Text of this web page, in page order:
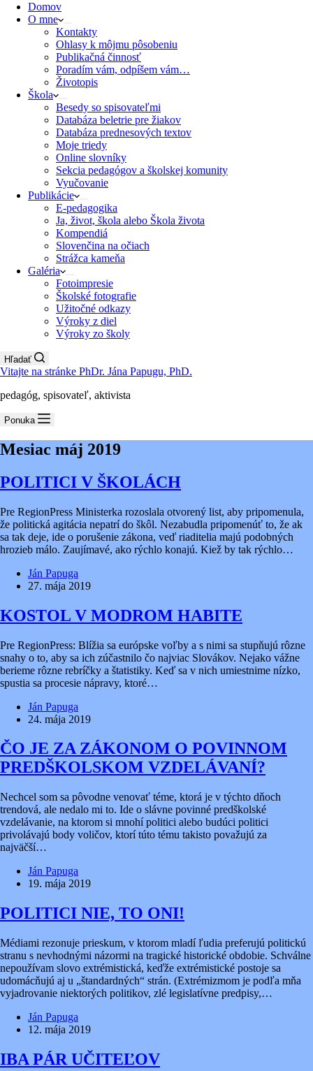
Domov
O mne
Kontakty
Ohlasy k môjmu pôsobeniu
Publikačná činnosť
Poradím vám, odpíšem vám…
Životopis
Škola
Besedy so spisovateľmi
Databáza beletrie pre žiakov
Databáza prednesových textov
Moje triedy
Online slovníky
Sekcia pedagógov a školskej komunity
Vyučovanie
Publikácie
E-pedagogika
Ja, život, škola alebo Škola života
Kompendiá
Slovenčina na očiach
Strážca kameňa
Galéria
Fotoimpresie
Školské fotografie
Užitočné odkazy
Výroky z diel
Výroky zo školy
Hľadať
Vitajte na stránke PhDr. Jána Papugu, PhD.
pedagóg, spisovateľ, aktivista
Ponuka
Mesiac máj 2019
POLITICI V ŠKOLÁCH
Pre RegionPress Ministerka rozoslala otvorený list, aby pripomenula,
že politická agitácia nepatrí do škôl. Nezabudla pripomenúť to, že ak
sa tak deje, ide o porušenie zákona, veď riaditelia majú podobných
hrozieb málo. Zaujímavé, ako rýchlo konajú. Kiež by tak rýchlo…
Ján Papuga
27. mája 2019
KOSTOL V MODROM HABITE
Pre RegionPress: Blížia sa európske voľby a s nimi sa stupňujú rôzne
snahy o to, aby sa ich zúčastnilo čo najviac Slovákov. Nejako vážne
berieme rôzne rebríčky a štatistiky. Keď sa v nich umiestnime nízko,
spustia sa procesie nápravy, ktoré…
Ján Papuga
24. mája 2019
ČO JE ZA ZÁKONOM O POVINNOM
PREDŠKOLSKOM VZDELÁVANÍ?
Nechcel som sa pôvodne venovať téme, ktorá je v týchto dňoch
trendová, ale nedalo mi to. Ide o slávne povinné predškolské
vzdelávanie, na ktorom si mnohí politici alebo budúci politici
privolávajú body voličov, ktorí túto tému takisto považujú za
najväčší…
Ján Papuga
19. mája 2019
POLITICI NIE, TO ONI!
Médiami rezonuje prieskum, v ktorom mladí ľudia preferujú politickú
stranu s nevhodnými názormi na tragické historické obdobie. Schválne
nepoužívam slovo extrémistická, keďže extrémistické postoje sa
udomácňujú aj u „štandardných“ strán. (Extrémizmom je podľa mňa
vyjadrovanie niektorých politikov, zlé legislatívne predpisy,…
Ján Papuga
12. mája 2019
IBA PÁR UČITEĽOV